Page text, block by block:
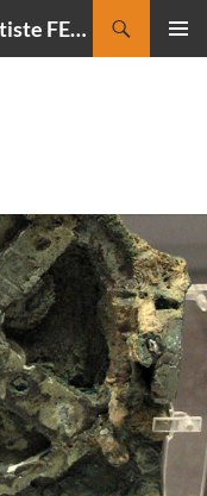
CIELMANIA : le blog de Jean-Baptiste FELDMANN, photographe du ciel